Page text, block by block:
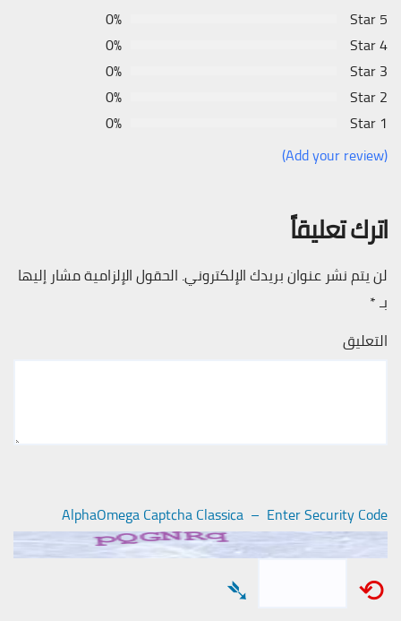
5 Star
0%
4 Star
0%
3 Star
0%
2 Star
0%
1 Star
0%
(Add your review)
اترك تعليقاً
لن يتم نشر عنوان بريدك الإلكتروني. الحقول الإلزامية مشار إليها
بـ*
التعليق
AlphaOmega Captcha Classica – Enter Security Code
⟲
➴